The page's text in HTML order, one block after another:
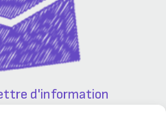
d'information